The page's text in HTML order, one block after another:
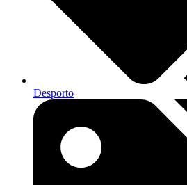
Desporto